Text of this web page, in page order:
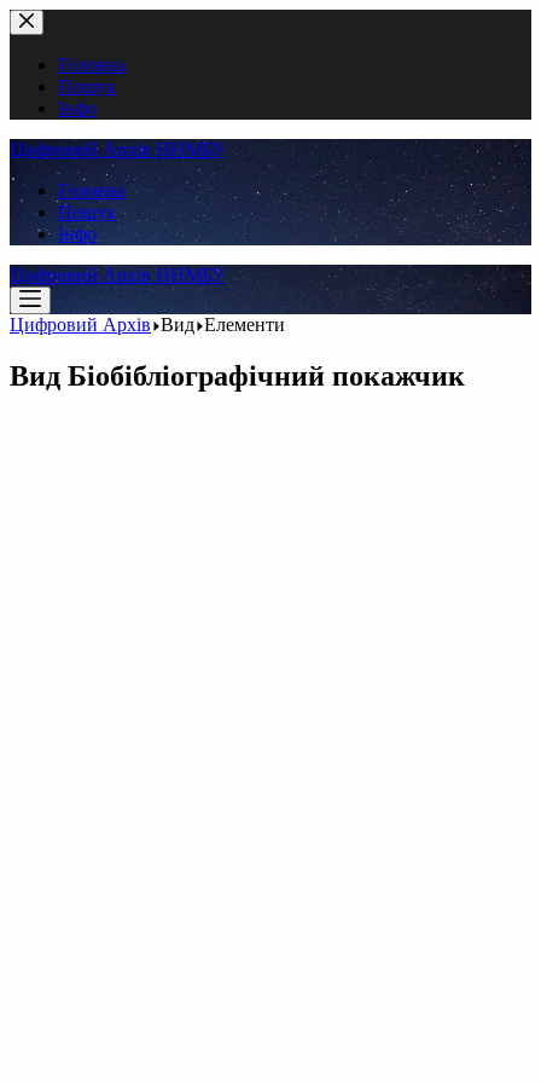
Перейти
до
вмістуГоловна
Пошук
Інфо
Цифровий Архів ННМБУ
Головна
Пошук
Інфо
Цифровий Архів ННМБУ
Цифровий Архів Вид Елементи
Вид Біобібліографічний покажчик